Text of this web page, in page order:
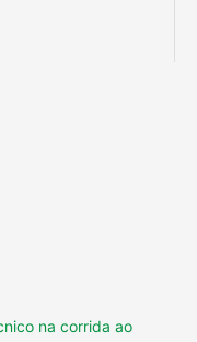
na corrida ao